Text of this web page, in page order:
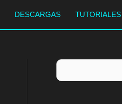
DESCARGAS TUTORIALES
Buscar